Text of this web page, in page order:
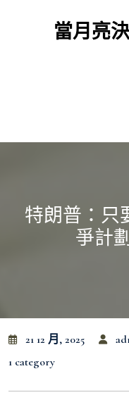
當月亮
特朗普：只
爭計
21 12 月, 2025
1 category